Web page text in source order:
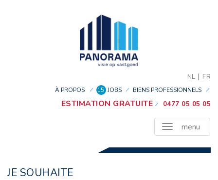
NL | FR
À PROPOS 15 JOBS BIENS PROFESSIONNELS
ESTIMATION GRATUITE 0477 05 05 05
menu
JE SOUHAITE